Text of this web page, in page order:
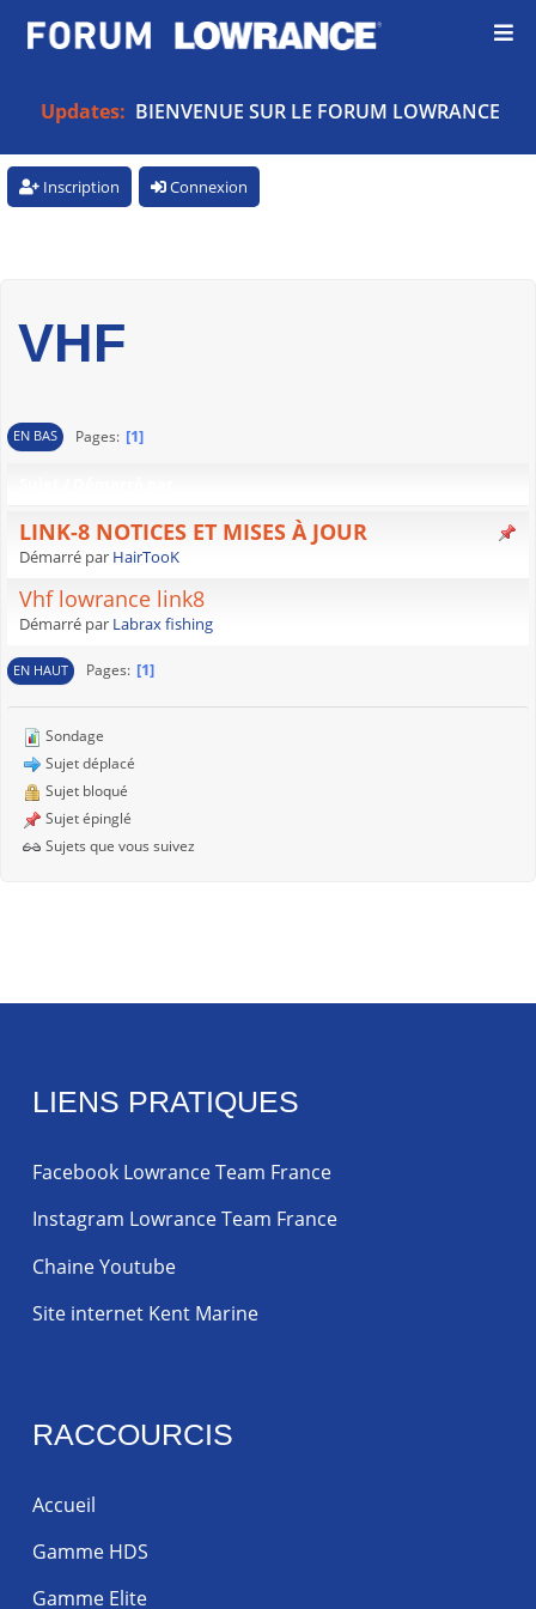
Updates: BIENVENUE SUR LE FORUM LOWRANCE
Inscription Connexion
VHF
EN BAS Pages 1
LINK-8 NOTICES ET MISES À JOUR
Démarré par HairTooK
Vhf lowrance link8
Démarré par Labrax fishing
EN HAUT Pages 1
Sondage
Sujet déplacé
Sujet bloqué
Sujet épinglé
Sujets que vous suivez
LIENS PRATIQUES
Facebook Lowrance Team France
Instagram Lowrance Team France
Chaine Youtube
Site internet Kent Marine
RACCOURCIS
Accueil
Gamme HDS
Gamme Elite